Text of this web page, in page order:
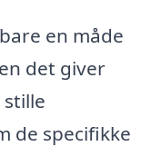
en måde
det giver
de specifikke